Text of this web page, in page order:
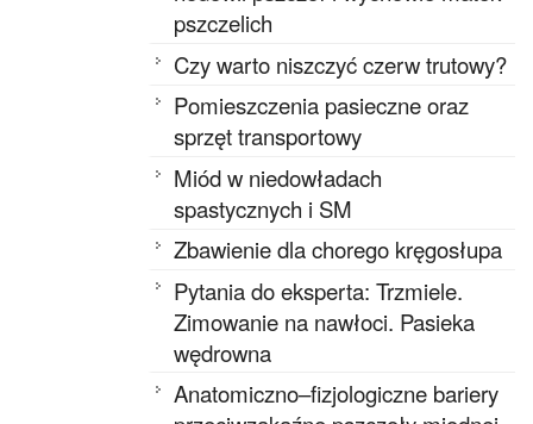
pszczelich
Czy warto niszczyć czerw trutowy?
Pomieszczenia pasieczne oraz
sprzęt transportowy
Miód w niedowładach
spastycznych i SM
Zbawienie dla chorego kręgosłupa
Pytania do eksperta: Trzmiele.
Zimowanie na nawłoci. Pasieka
wędrowna
Anatomiczno–fizjologiczne bariery